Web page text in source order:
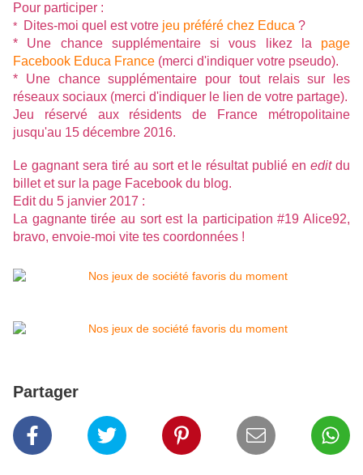
Pour participer :
* Dites-moi quel est votre jeu préféré chez Educa ?
* Une chance supplémentaire si vous likez la page
Facebook Educa France (merci d'indiquer votre pseudo).
* Une chance supplémentaire pour tout relais sur les
réseaux sociaux (merci d'indiquer le lien de votre partage).
Jeu réservé aux résidents de France métropolitaine
jusqu'au 15 décembre 2016.
Le gagnant sera tiré au sort et le résultat publié eneditdu
billet et sur la page Facebook du blog.
Edit du 5 janvier 2017 :
La gagnante tirée au sort est la participation #19 Alice92,
bravo, envoie-moi vite tes coordonnées !
Partager